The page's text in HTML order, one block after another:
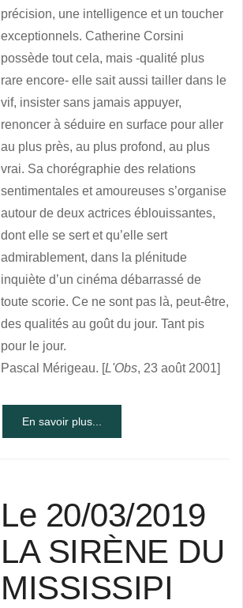
précision, une intelligence et un toucher
exceptionnels. Catherine Corsini
possède tout cela, mais -qualité plus
rare encore- elle sait aussi tailler dans le
vif, insister sans jamais appuyer,
renoncer à séduire en surface pour aller
au plus près, au plus profond, au plus
vrai. Sa chorégraphie des relations
sentimentales et amoureuses s’organise
autour de deux actrices éblouissantes,
dont elle se sert et qu’elle sert
admirablement, dans la plénitude
inquiète d’un cinéma débarrassé de
toute scorie. Ce ne sont pas là, peut-être,
des qualités au goût du jour. Tant pis
pour le jour.
Pascal Mérigeau. [L'Obs, 23 août 2001]
En savoir plus...
Le 20/03/2019
LA SIRÈNE DU
MISSISSIPI